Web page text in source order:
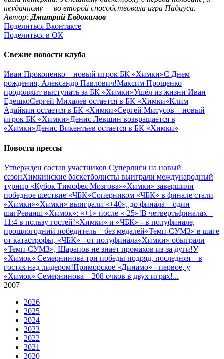
неудачному — во второй способствовала игра Падиуса.
Автор: Дмитрий Евдокимов
Поделиться Вконтакте
Поделиться в ОК
Свежие новости клуба
Иван Прокопенко – новый игрок БК «Химки»С Днем
рождения, Александр Павлович!Максим Прощенко
продолжит выступать за БК «Химки»Ушёл из жизни Иван
ЕдешкоСергей Михалев остается в БК «Химки»Клим
Адайкин остается в БК «Химки»Сергей Митусов – новый
игрок БК «Химки»Денис Левшин возвращается в
«Химки»Денис Викентьев остается в БК «Химки»
Новости прессы
Утвержден состав участников Cуперлиги на новый
сезонХимкинские баскетболисты выиграли международный
турнир «Кубок Тимофея Мозгова»«Химки» завершили
победное шествие «ЧБК»Соперником «ЧБК» в финале стали
«Химки»«Химки» выиграли «+40», до финала – один
шагРеванш «Химок»: «+1» после «-25»!В четвертьфиналах –
11:4 в пользу гостей!«Химки» и «ЧБК» - в полуфинале,
прошлогодний победитель – без медалей«Темп-СУМЗ» в шаге
от катастрофы, «ЧБК» - от полуфинала«Химки» обыграли
«Темп-СУМЗ», Шарапов не знает промахов из-за дуги!У
«Химок» Семернинова три победы подряд, последняя – в
гостях над лидером!Приморское «Динамо» - первое, у
«Химок» Семернинова – 208 очков в двух играх!...
2007
2026
2025
2024
2023
2022
2021
2020